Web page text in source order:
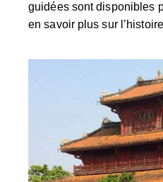
guidées sont disponibles
en savoir plus sur